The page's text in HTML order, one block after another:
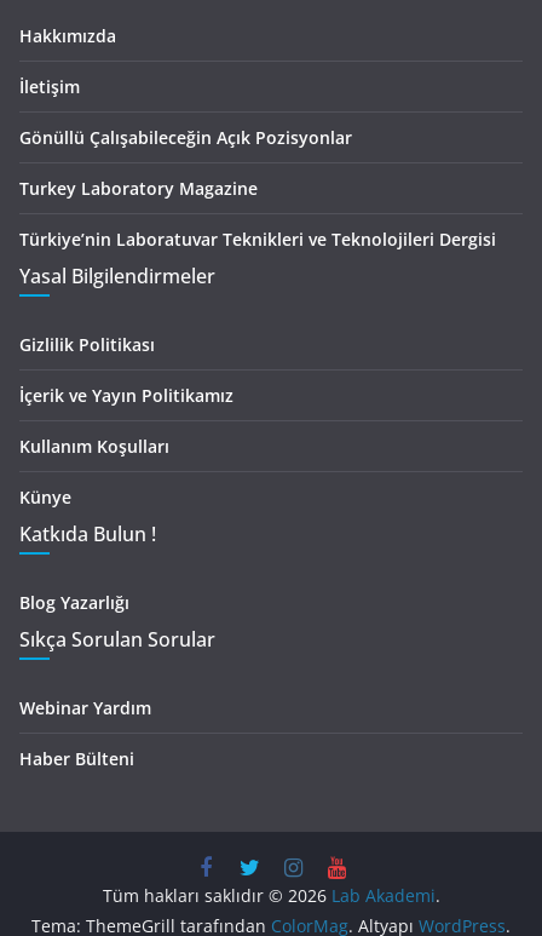
Hakkımızda
İletişim
Gönüllü Çalışabileceğin Açık Pozisyonlar
Turkey Laboratory Magazine
Türkiye’nin Laboratuvar Teknikleri ve Teknolojileri Dergisi
Yasal Bilgilendirmeler
Gizlilik Politikası
İçerik ve Yayın Politikamız
Kullanım Koşulları
Künye
Katkıda Bulun !
Blog Yazarlığı
Sıkça Sorulan Sorular
Webinar Yardım
Haber Bülteni
Tüm hakları saklıdır © 2026 Lab Akademi.
Tema: ThemeGrill tarafından ColorMag. Altyapı WordPress.